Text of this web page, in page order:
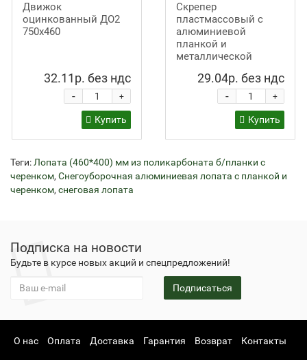
Движок
оцинкованный ДО2
750х460
32.11р. без ндс
+
-
Купить
Скрепер
пластмассовый с
алюминиевой
планкой и
металлической
29.04р. без ндс
+
-
Купить
Теги: Лопата (460*400) мм из поликарбоната б/планки с
черенком, Снегоуборочная алюминиевая лопата с планкой и
черенком, снеговая лопата
Подписка на новости
Будьте в курсе новых акций и спецпредложений!
Подписаться
О нас Оплата Доставка Гарантия Возврат Контакты